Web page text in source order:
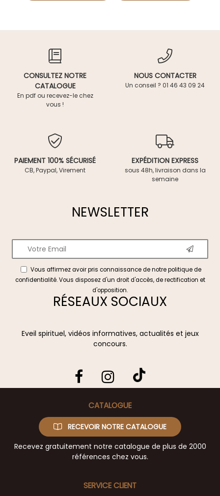
CONSULTEZ NOTRE
CATALOGUE
En pdf ou recevez-le chez
vous !
NOUS CONTACTER
Un conseil ? 01 46 43 09 24
PAIEMENT 100% SÉCURISÉ
CB, Paypal, Virement
EXPÉDITION EXPRESS
sous 48h, livraison dans la
semaine
NEWSLETTER
Vous affirmez avoir pris connaissance de notrepolitique de
confidentialité. Vous disposez d'un droit d'accès, de rectification et
d'opposition.
RÉSEAUX SOCIAUX
Eveil spirituel, vidéos informatives, actualités et jeux
concours.
CATALOGUE
RECEVOIR NOTRE CATALOGUE
Recevez gratuitement notre catalogue de plus de 2000
références chez vous.
SERVICE CLIENT